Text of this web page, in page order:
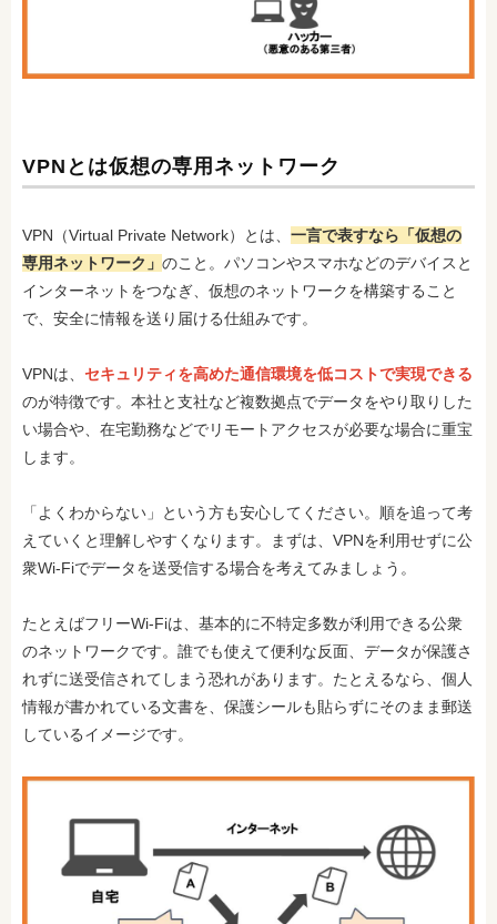
VPNとは仮想の専用ネットワーク
VPN（Virtual Private Network）とは、 一言で表すなら「仮想の
専用ネットワーク」 のこと。パソコンやスマホなどのデバイスと
インターネットをつなぎ、仮想のネットワークを構築すること
で、安全に情報を送り届ける仕組みです。
VPNは、 セキュリティを高めた通信環境を低コストで実現できる
のが特徴です。本社と支社など複数拠点でデータをやり取りした
い場合や、在宅勤務などでリモートアクセスが必要な場合に重宝
します。
「よくわからない」という方も安心してください。順を追って考
えていくと理解しやすくなります。まずは、VPNを利用せずに公
衆Wi-Fiでデータを送受信する場合を考えてみましょう。
たとえばフリーWi-Fiは、基本的に不特定多数が利用できる公衆
のネットワークです。誰でも使えて便利な反面、データが保護さ
れずに送受信されてしまう恐れがあります。たとえるなら、個人
情報が書かれている文書を、保護シールも貼らずにそのまま郵送
しているイメージです。